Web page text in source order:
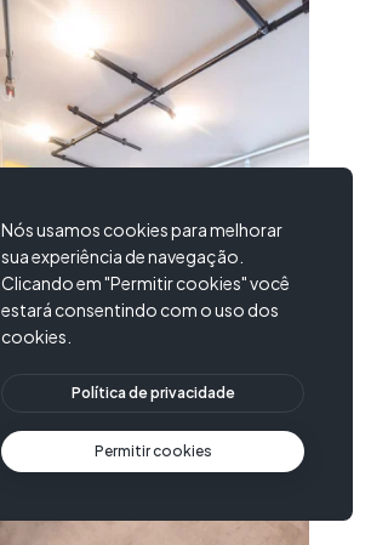
Nós usamos cookies para melhorar
sua experiência de navegação.
Clicando em "Permitir cookies" você
estará consentindo com o uso dos
cookies.
Política de privacidade
Permitir cookies